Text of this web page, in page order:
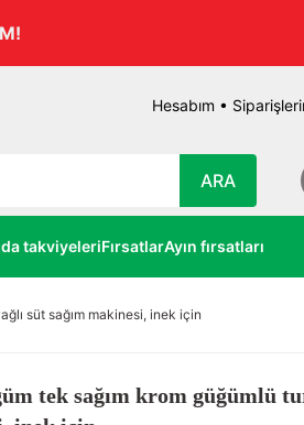
Hesabım •
ARA
takviyeleriFırsatlarAyın fırsatları
süt sağım makinesi, inek için
tek sağım krom güğümlü